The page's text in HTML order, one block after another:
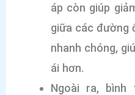
áp còn giúp
giữa các đường
nhanh chóng,
ái hơn.
Ngoài ra,